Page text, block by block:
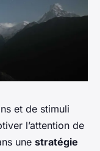
et de stimuli
l’attention de
une stratégie